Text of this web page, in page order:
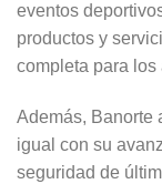
eventos
productos y
completa para los
Además, Banorte
igual con su
seguridad de